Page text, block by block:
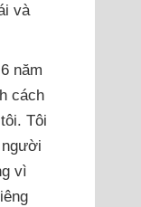
và
năm
cách
Tôi
vì